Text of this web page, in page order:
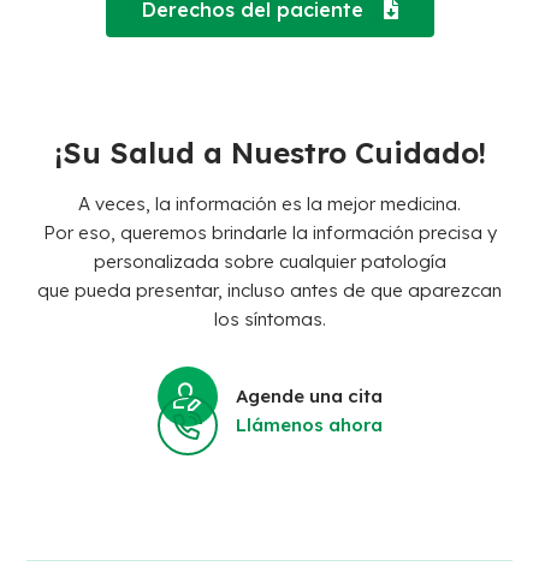
Derechos del paciente
¡Su Salud a Nuestro Cuidado!
A veces, la información es la mejor medicina.
Por eso, queremos brindarle la información precisa y
personalizada sobre cualquier patología
que pueda presentar, incluso antes de que aparezcan
los síntomas.
Agende una cita
Llámenos ahora